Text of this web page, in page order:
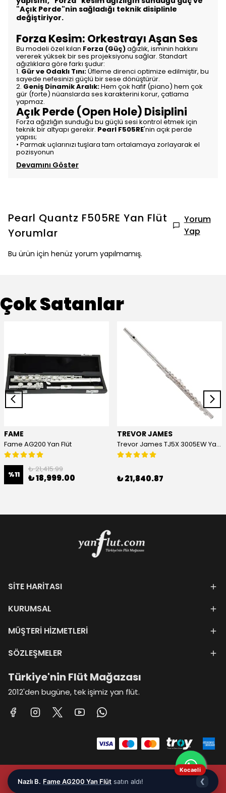
"Açık Perde"nin sağladığı teknik disiplinle
değiştiriyor.
Forza Kesim: Orkestrayı Aşan Ses
Bu modeli özel kılan Forza (Güç)ağızlık, isminin hakkını
vererek yüksek bir ses projeksiyonu sağlar. Standart
ağızlıklara göre farkı şudur:
1. Gür ve Odaklı Tını:Üfleme direnci optimize edilmiştir, bu
sayede nefesinizi güçlü bir sese dönüştürür.
2. Geniş Dinamik Aralık:Hem çok hafif (piano) hem çok
gür (forte) nüanslarda ses karakterini korur, çatlama
yapmaz.
Açık Perde (Open Hole) Disiplini
Forza ağızlığın sunduğu bu güçlü sesi kontrol etmek için
teknik bir altyapı gerekir. Pearl F505RE'nin açık perde
yapısı;
• Parmak uçlarınızı tuşlara tam ortalamaya zorlayarak el
pozisyonun
Devamını Göster
Pearl Quantz F505RE Yan Flüt
Yorumlar
Yorum
Yap
Bu ürün için henüz yorum yapılmamış.
Çok Satanlar
FAME
Fame AG200 Yan Flüt
%11
₺ 21,415.99
₺ 18,999.00
TREVOR JAMES
Trevor James TJ5X 3005EW Yan Flüt
₺ 21,840.87
SİTE HARİTASI
KURUMSAL
MÜŞTERİ HİZMETLERİ
SÖZLEŞMELER
Türkiye'nin Flüt Mağazası
2012'den bugüne, tek işimiz yan flüt.
TAYRADA ELEKTRONİK HİZMETLER VE TİCARET ANONİM
ŞİRKETİ
Kocaeli
Nazlı B. Fame AG200 Yan Flüt satın aldı! ❮